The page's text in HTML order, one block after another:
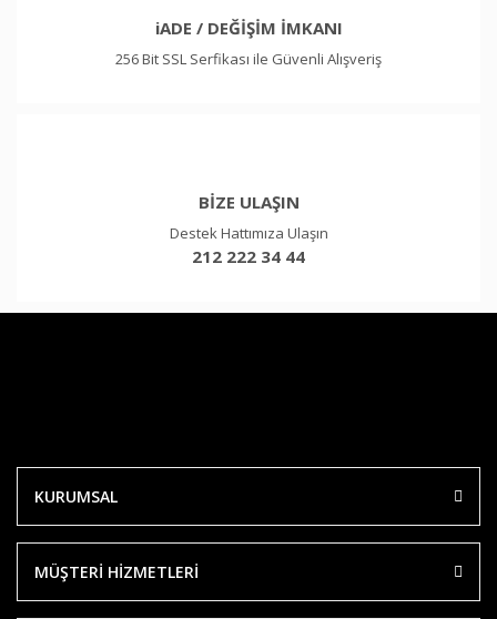
iADE / DEĞİŞİM İMKANI
256 Bit SSL Serfikası ile Güvenli Alışveriş
BİZE ULAŞIN
Destek Hattımıza Ulaşın
212 222 34 44
KURUMSAL
MÜŞTERİ HİZMETLERİ